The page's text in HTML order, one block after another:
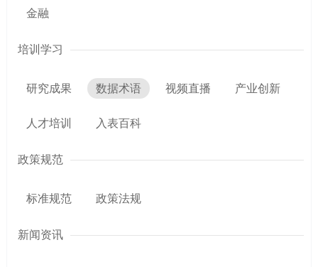
金融
培训学习
研究成果 数据术语 视频直播 产业创新
人才培训 入表百科
政策规范
标准规范 政策法规
新闻资讯